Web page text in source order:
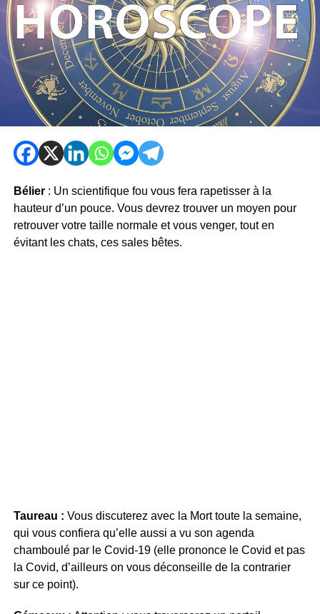
Bélier : Un scientifique fou vous fera rapetisser à la
hauteur d’un pouce. Vous devrez trouver un moyen pour
retrouver votre taille normale et vous venger, tout en
évitant les chats, ces sales bêtes.
Taureau : Vous discuterez avec la Mort toute la semaine,
qui vous confiera qu’elle aussi a vu son agenda
chamboulé par le Covid-19 (elle prononce le Covid et pas
la Covid, d’ailleurs on vous déconseille de la contrarier
sur ce point).